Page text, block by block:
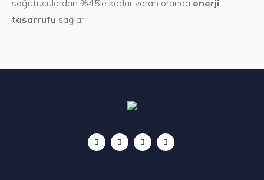
soğutuculardan %45’e kadar varan oranda enerji
tasarrufu sağlar.
tüm çalışanlarına
için gerekli
台灣壯陽藥購買
於歲數太大，身體機能上已不支持
藥效果特別好，即使60歲的老人亦